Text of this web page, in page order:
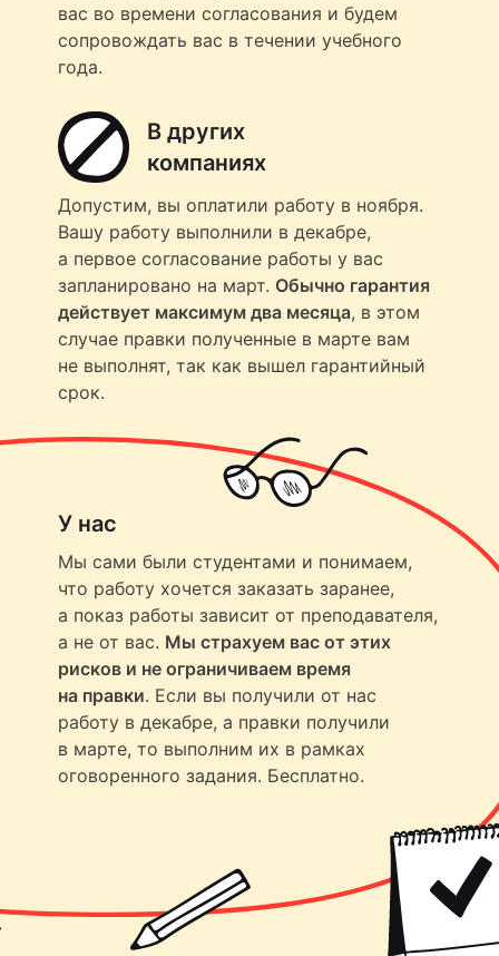
вас во времени согласования и будем
сопровождать вас в течении учебного
года.
В других
компаниях
Допустим, вы оплатили работу в ноября.
Вашу работу выполнили в декабре,
а первое согласование работы у вас
запланировано на март. Обычно гарантия
действует максимум два месяца, в этом
случае правки полученные в марте вам
не выполнят, так как вышел гарантийный
срок.
У нас
Мы сами были студентами и понимаем,
что работу хочется заказать заранее,
а показ работы зависит от преподавателя,
а не от вас. Мы страхуем вас от этих
рисков и не ограничиваем время
на правки. Если вы получили от нас
работу в декабре, а правки получили
в марте, то выполним их в рамках
оговоренного задания. Бесплатно.